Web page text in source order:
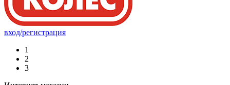
вход/регистрация
1
2
3